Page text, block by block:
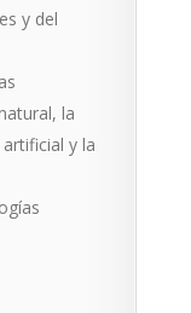
y del
la
y la